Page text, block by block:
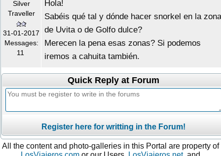
Silver
Traveller
31-01-2017
Messages:
11
Hola!
Sabéis qué tal y dónde hacer snorkel en la zona
de Uvita o de Golfo dulce?
Merecen la pena esas zonas? Si podemos
iremos a cahuita también.
Quick Reply at Forum
Register here for writting in the Forum!
All the content and photo-galleries in this Portal are property of